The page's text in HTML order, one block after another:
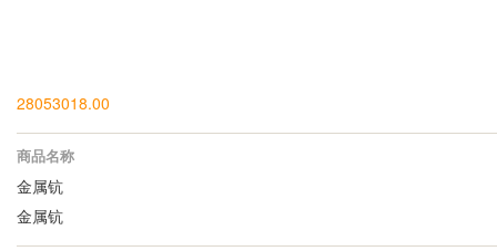
28053018.00
商品名称
金属钪
金属钪